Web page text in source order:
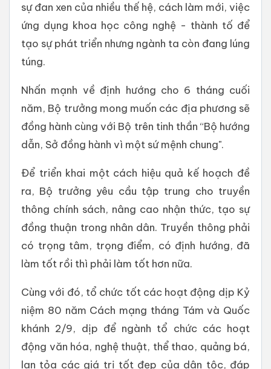
sự đan xen của nhiều thế hệ, cách làm mới, việc
ứng dụng khoa học công nghệ - thành tố để
tạo sự phát triển nhưng ngành ta còn đang lúng
túng.
Nhấn mạnh về định hướng cho 6 tháng cuối
năm, Bộ trưởng mong muốn các địa phương sẽ
đồng hành cùng với Bộ trên tinh thần “Bộ hướng
dẫn, Sở đồng hành vì một sứ mệnh chung".
Để triển khai một cách hiệu quả kế hoạch đề
ra, Bộ trưởng yêu cầu tập trung cho truyền
thông chính sách, nâng cao nhận thức, tạo sự
đồng thuận trong nhân dân. Truyền thông phải
có trọng tâm, trọng điểm, có định hướng, đã
làm tốt rồi thì phải làm tốt hơn nữa.
Cùng với đó, tổ chức tốt các hoạt động dịp Kỷ
niệm 80 năm Cách mạng tháng Tám và Quốc
khánh 2/9, dịp để ngành tổ chức các hoạt
động văn hóa, nghệ thuật, thể thao, quảng bá,
lan tỏa các giá trị tốt đẹp của dân tộc, đáp